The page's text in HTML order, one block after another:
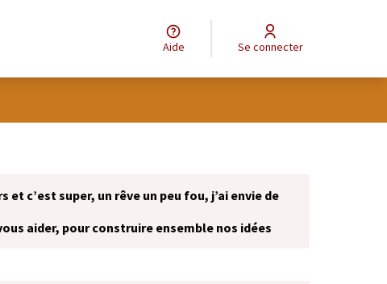
Aide Se connecter
c’est super, un rêve un peu fou, j’ai envie de
onglet)
aider, pour construire ensemble nos idées